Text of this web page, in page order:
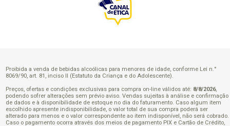
Proibida a venda de bebidas alcoólicas para menores de idade, conforme Lei n.°
8069/90, art. 81, inciso II (Estatuto da Criança e do Adolescente).
Preços, ofertas e condições exclusivas para compra on-line válidos até: 8/8/2026,
podendo sofrer alterações sem prévio aviso. Vendas sujeitas à análise e confirmação
de dados e à disponibilidade de estoque no dia do faturamento. Caso algum item
escolhido apresente indisponibilidade, o valor total de sua compra poderá ser
alterado para menos e o valor correspondente ao item indisponível, não será cobrado.
Caso o pagamento ocorra através dos meios de pagamento PIX e Cartão de Crédito,